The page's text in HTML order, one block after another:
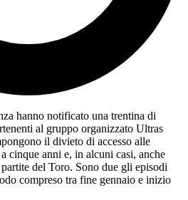
hanno notificato una trentina di
al gruppo organizzato Ultras
il divieto di accesso alle
cinque anni e, in alcuni casi, anche
del Toro. Sono due gli episodi
compreso tra fine gennaio e inizio